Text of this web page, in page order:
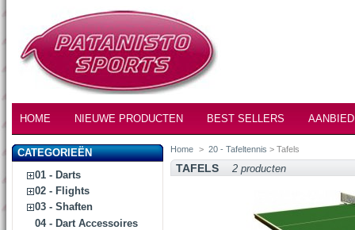
HOME NIEUWE PRODUCTEN BEST SELLERS
CATEGORIEËN
01 - Darts
02 - Flights
03 - Shaften
04 - Dart Accessoires
Home > 20 - Tafeltennis > Tafels
TAFELS 2 producten